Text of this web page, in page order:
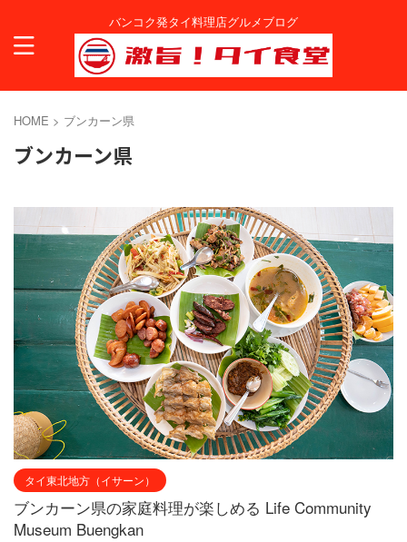
バンコク発タイ料理店グルメブログ
HOME > ブンカーン県
ブンカーン県
タイ東北地方（イサーン）
ブンカーン県の家庭料理が楽しめる Life Community
Museum Buengkan